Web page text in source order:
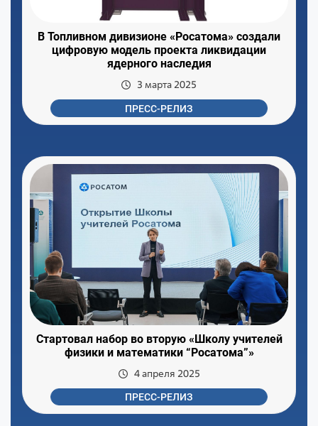
В Топливном дивизионе «Росатома» создали
цифровую модель проекта ликвидации
ядерного наследия
3 марта 2025
ПРЕСС-РЕЛИЗ
Стартовал набор во вторую «Школу учителей
физики и математики “Росатома”»
4 апреля 2025
ПРЕСС-РЕЛИЗ